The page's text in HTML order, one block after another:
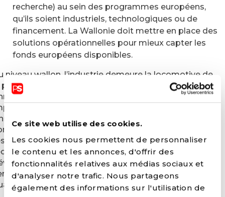
Ce site web utilise des cookies.
Les cookies nous permettent de personnaliser
le contenu et les annonces, d'offrir des
fonctionnalités relatives aux médias sociaux et
d'analyser notre trafic. Nous partageons
également des informations sur l'utilisation de
recherche) au sein des programmes européens,
qu’ils soient industriels, technologiques ou de
financement. La Wallonie doit mettre en place des
solutions opérationnelles pour mieux capter les
fonds européens disponibles.
niveau wallon, l’industrie demeure la locomotive de
productivité et le moteur de la recherche et de
avec des effets de débordement
sur les autres secteurs et la diffusion de
à l'ensemble du tissu économique. Le
pour un redéploiement économique régional,
de l’environnement, et une meilleure
des richesses passe par le
de politiques industrielles orientées
le maintien et la création d’emplois durables et de